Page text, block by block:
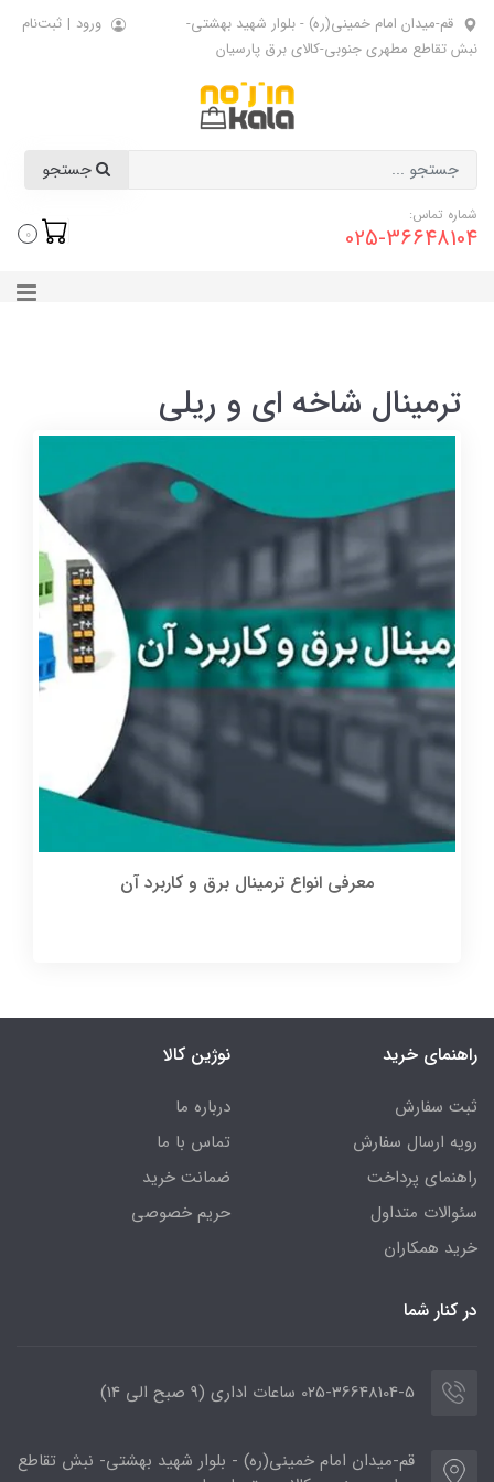
قم-میدان امام خمینی(ره) - بلوار شهید بهشتی-
نبش تقاطع مطهری جنوبی-کالای برق پارسیان
ورود | ثبت‌نام
شماره تماس:
025-36648104
0
ترمینال شاخه ای و ریلی
معرفی انواع ترمینال برق و کاربرد آن
راهنمای خرید
ثبت سفارش
رویه ارسال سفارش
راهنمای پرداخت
سئوالات متداول
خرید همکاران
نوژین کالا
درباره ما
تماس با ما
ضمانت خرید
حریم خصوصی
در کنار شما
025-36648104-5 ساعات اداری (9 صبح الی 14)
قم-میدان امام خمینی(ره) - بلوار شهید بهشتی- نبش تقاطع